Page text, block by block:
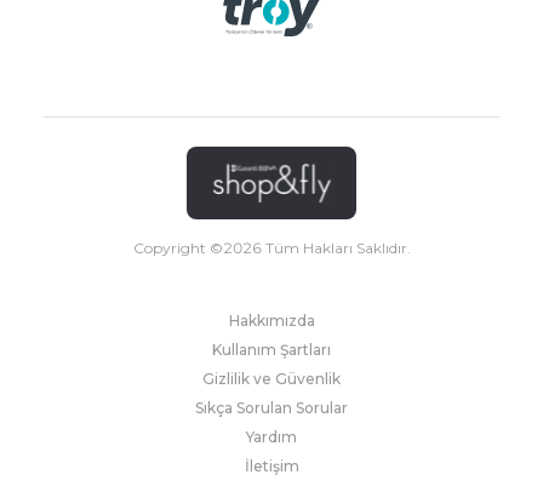
Copyright ©2026Tüm Hakları Saklıdır.
Hakkımızda
Kullanım Şartları
Gizlilik ve Güvenlik
Sıkça Sorulan Sorular
Yardım
İletişim